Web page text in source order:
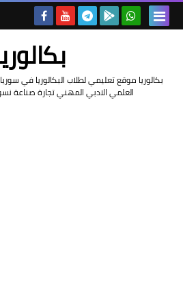
بكالوريا موقع تعليمي لطلاب البكالوريا في
العلمي الادبي المهني تجارة صناعة